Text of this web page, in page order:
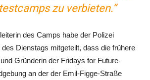
zu verbieten.“
des Camps habe der Polizei
Dienstags mitgeteilt, dass die frühere
Gründerin der Fridays for Future-
an der der Emil-Figge-Straße